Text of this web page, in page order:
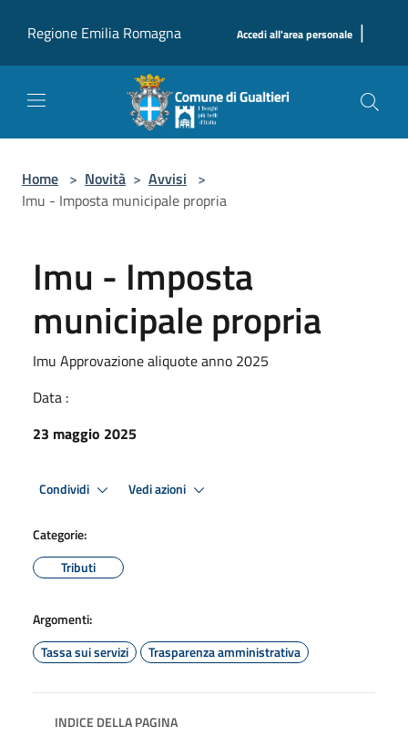
Regione Emilia Romagna
Accedi all'area personale |
Home > Novità > Avvisi >
Imu - Imposta municipale propria
Imu - Imposta
municipale propria
Imu Approvazione aliquote anno 2025
Data :
23 maggio 2025
Condividi Vedi azioni
Categorie:
Tributi
Argomenti:
Tassa sui servizi
Trasparenza amministrativa
INDICE DELLA PAGINA